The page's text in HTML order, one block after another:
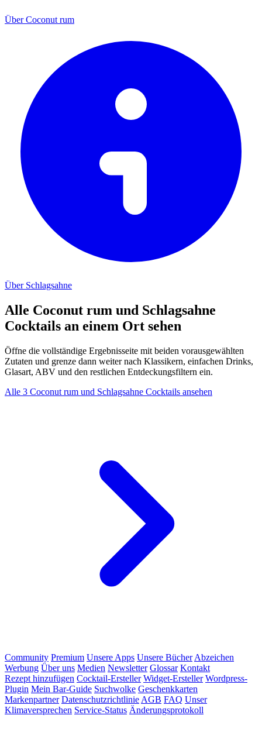
Über Coconut rum
Über Schlagsahne
Alle Coconut rum und Schlagsahne
Cocktails an einem Ort sehen
Öffne die vollständige Ergebnisseite mit beiden vorausgewählten
Zutaten und grenze dann weiter nach Klassikern, einfachen Drinks,
Glasart, ABV und den restlichen Entdeckungsfiltern ein.
Alle 3 Coconut rum und Schlagsahne Cocktails ansehen
Community Premium Unsere Apps Unsere Bücher Abzeichen
Werbung Über uns Medien Newsletter Glossar Kontakt
Rezept hinzufügen Cocktail-Ersteller Widget-Ersteller Wordpress-
Plugin Mein Bar-Guide Suchwolke Geschenkkarten
Markenpartner Datenschutzrichtlinie AGB FAQ Unser
Klimaversprechen Service-Status Änderungsprotokoll